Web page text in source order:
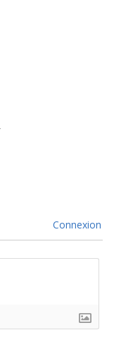
Connexion